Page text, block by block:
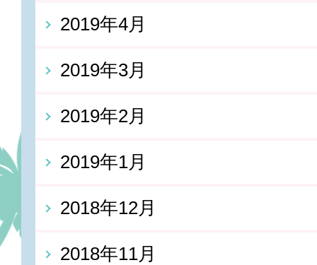
2019年4月
2019年3月
2019年2月
2019年1月
2018年12月
2018年11月